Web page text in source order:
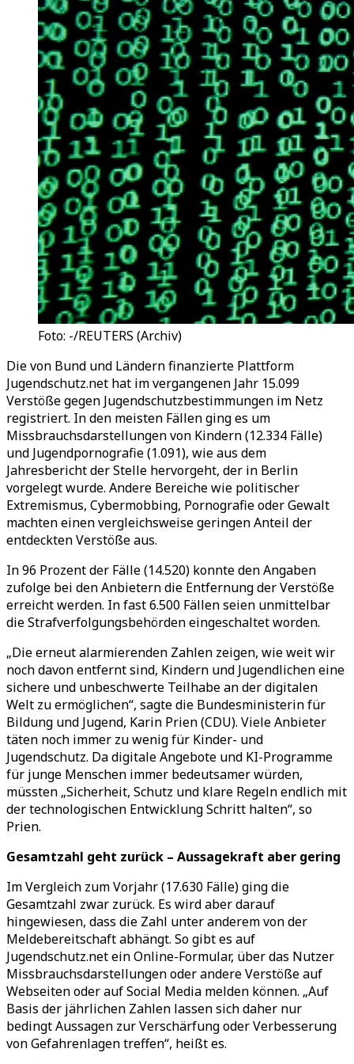
Foto: -/REUTERS (Archiv)
Die von Bund und Ländern finanzierte Plattform
Jugendschutz.net hat im vergangenen Jahr 15.099
Verstöße gegen Jugendschutzbestimmungen im Netz
registriert. In den meisten Fällen ging es um
Missbrauchsdarstellungen von Kindern (12.334 Fälle)
und Jugendpornografie (1.091), wie aus dem
Jahresbericht der Stelle hervorgeht, der in Berlin
vorgelegt wurde. Andere Bereiche wie politischer
Extremismus, Cybermobbing, Pornografie oder Gewalt
machten einen vergleichsweise geringen Anteil der
entdeckten Verstöße aus.
In 96 Prozent der Fälle (14.520) konnte den Angaben
zufolge bei den Anbietern die Entfernung der Verstöße
erreicht werden. In fast 6.500 Fällen seien unmittelbar
die Strafverfolgungsbehörden eingeschaltet worden.
„Die erneut alarmierenden Zahlen zeigen, wie weit wir
noch davon entfernt sind, Kindern und Jugendlichen eine
sichere und unbeschwerte Teilhabe an der digitalen
Welt zu ermöglichen“, sagte die Bundesministerin für
Bildung und Jugend, Karin Prien (CDU). Viele Anbieter
täten noch immer zu wenig für Kinder- und
Jugendschutz. Da digitale Angebote und KI-Programme
für junge Menschen immer bedeutsamer würden,
müssten „Sicherheit, Schutz und klare Regeln endlich mit
der technologischen Entwicklung Schritt halten“, so
Prien.
Gesamtzahl geht zurück – Aussagekraft aber gering
Im Vergleich zum Vorjahr (17.630 Fälle) ging die
Gesamtzahl zwar zurück. Es wird aber darauf
hingewiesen, dass die Zahl unter anderem von der
Meldebereitschaft abhängt. So gibt es auf
Jugendschutz.net ein Online-Formular, über das Nutzer
Missbrauchsdarstellungen oder andere Verstöße auf
Webseiten oder auf Social Media melden können. „Auf
Basis der jährlichen Zahlen lassen sich daher nur
bedingt Aussagen zur Verschärfung oder Verbesserung
von Gefahrenlagen treffen“, heißt es.